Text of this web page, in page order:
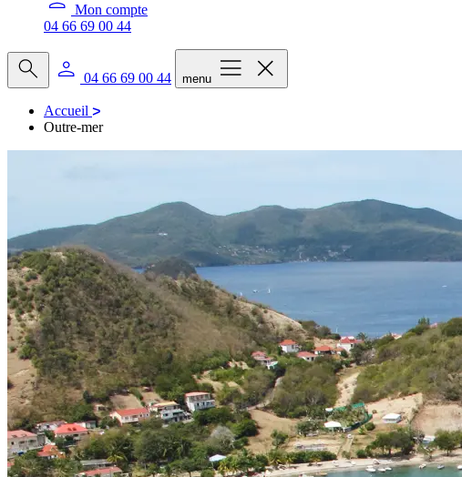
Mon compte
04 66 69 00 44
04 66 69 00 44 menu
Accueil
Outre-mer